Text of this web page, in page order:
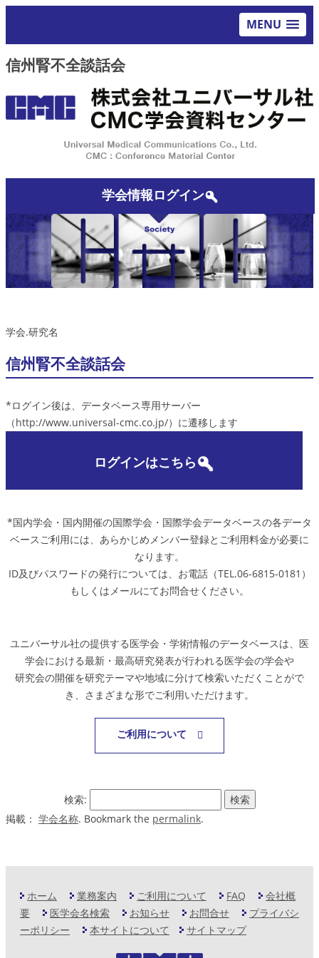
MENU
信州腎不全談話会
学会情報ログイン
学会.研究名
信州腎不全談話会
*ログイン後は、データベース専用サーバー
（http://www.universal-cmc.co.jp/）に遷移します
ログインはこちら
*国内学会・国内開催の国際学会・国際学会データベースの各データ
ベースご利用には、あらかじめメンバー登録とご利用料金が必要に
なります。
ID及びパスワードの発行については、お電話（TEL.06-6815-0181）
もしくはメールにてお問合せください。
ユニバーサル社の提供する医学会・学術情報のデータベースは、医
学会における最新・最高研究発表が行われる医学会の学会や
研究会の開催を研究テーマや地域に分けて検索いただくことがで
き、さまざまな形でご利用いただけます。
ご利用について
検索:
掲載： 学会名称. Bookmark the permalink.
ホーム 業務案内 ご利用について FAQ
会社概
要
医学会名検索 お知らせ お問合せ
プライバシ
ーポリシー
本サイトについて サイトマップ